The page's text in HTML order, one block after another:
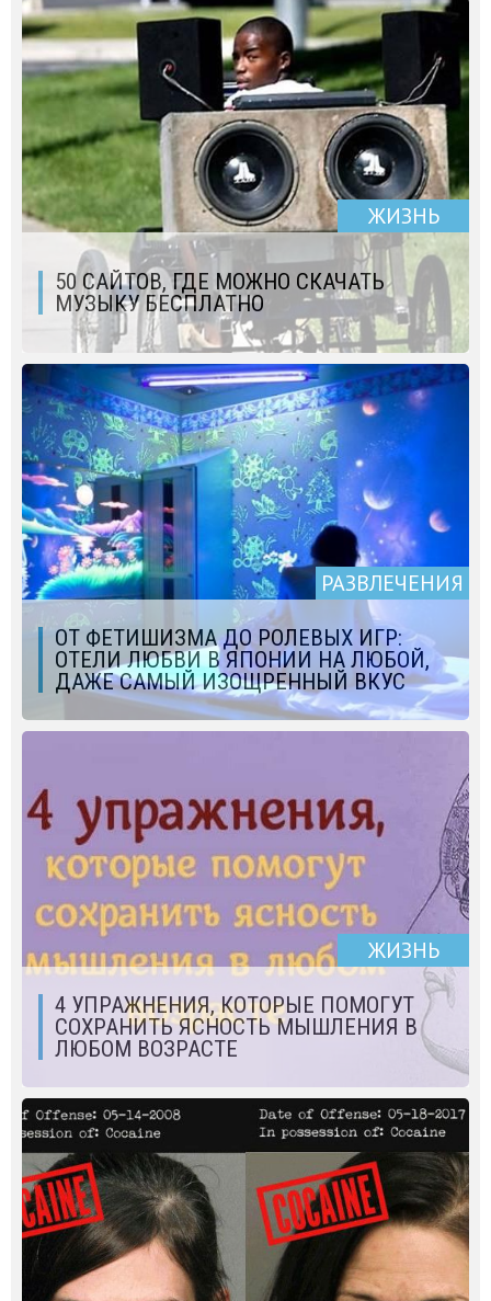
ЖИЗНЬ
50 САЙТОВ, ГДЕ МОЖНО СКАЧАТЬ
МУЗЫКУ БЕСПЛАТНО
РАЗВЛЕЧЕНИЯ
ОТ ФЕТИШИЗМА ДО РОЛЕВЫХ ИГР:
ОТЕЛИ ЛЮБВИ В ЯПОНИИ НА ЛЮБОЙ,
ДАЖЕ САМЫЙ ИЗОЩРЕННЫЙ ВКУС
ЖИЗНЬ
4 УПРАЖНЕНИЯ, КОТОРЫЕ ПОМОГУТ
СОХРАНИТЬ ЯСНОСТЬ МЫШЛЕНИЯ В
ЛЮБОМ ВОЗРАСТЕ